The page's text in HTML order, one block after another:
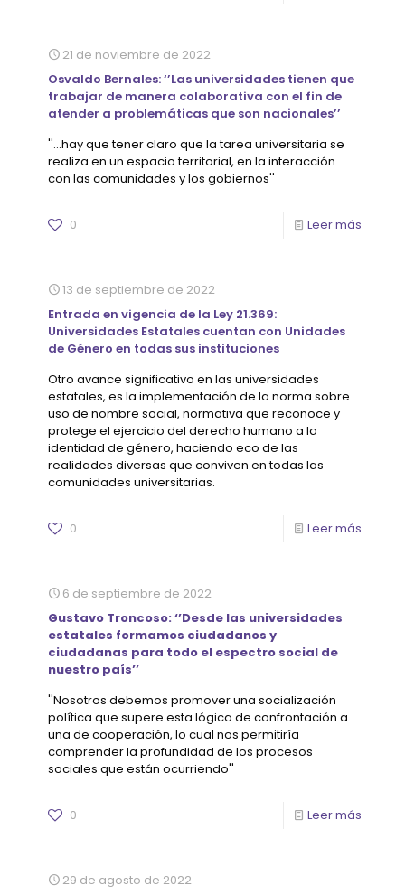
21 de noviembre de 2022
Osvaldo Bernales: ‘’Las universidades tienen que
trabajar de manera colaborativa con el fin de
atender a problemáticas que son nacionales’’
''...hay que tener claro que la tarea universitaria se
realiza en un espacio territorial, en la interacción
con las comunidades y los gobiernos''
0 Leer más
13 de septiembre de 2022
Entrada en vigencia de la Ley 21.369:
Universidades Estatales cuentan con Unidades
de Género en todas sus instituciones
Otro avance significativo en las universidades
estatales, es la implementación de la norma sobre
uso de nombre social, normativa que reconoce y
protege el ejercicio del derecho humano a la
identidad de género, haciendo eco de las
realidades diversas que conviven en todas las
comunidades universitarias.
0 Leer más
6 de septiembre de 2022
Gustavo Troncoso: ‘’Desde las universidades
estatales formamos ciudadanos y
ciudadanas para todo el espectro social de
nuestro país’’
''Nosotros debemos promover una socialización
política que supere esta lógica de confrontación a
una de cooperación, lo cual nos permitiría
comprender la profundidad de los procesos
sociales que están ocurriendo''
0 Leer más
29 de agosto de 2022